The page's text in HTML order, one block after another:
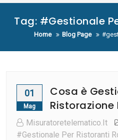
Tag: #gestionale
Home Blog Page
01
Mag
Cosa è
Ristorazione
Misuratoretelematico.it
#gestionale Per Ristoranti